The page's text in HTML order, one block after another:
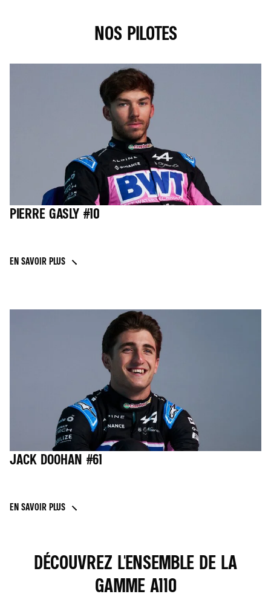
NOS PILOTES
PIERRE GASLY #10
EN SAVOIR PLUS
JACK DOOHAN #61
EN SAVOIR PLUS
DÉCOUVREZ L'ENSEMBLE DE LA
GAMME A110